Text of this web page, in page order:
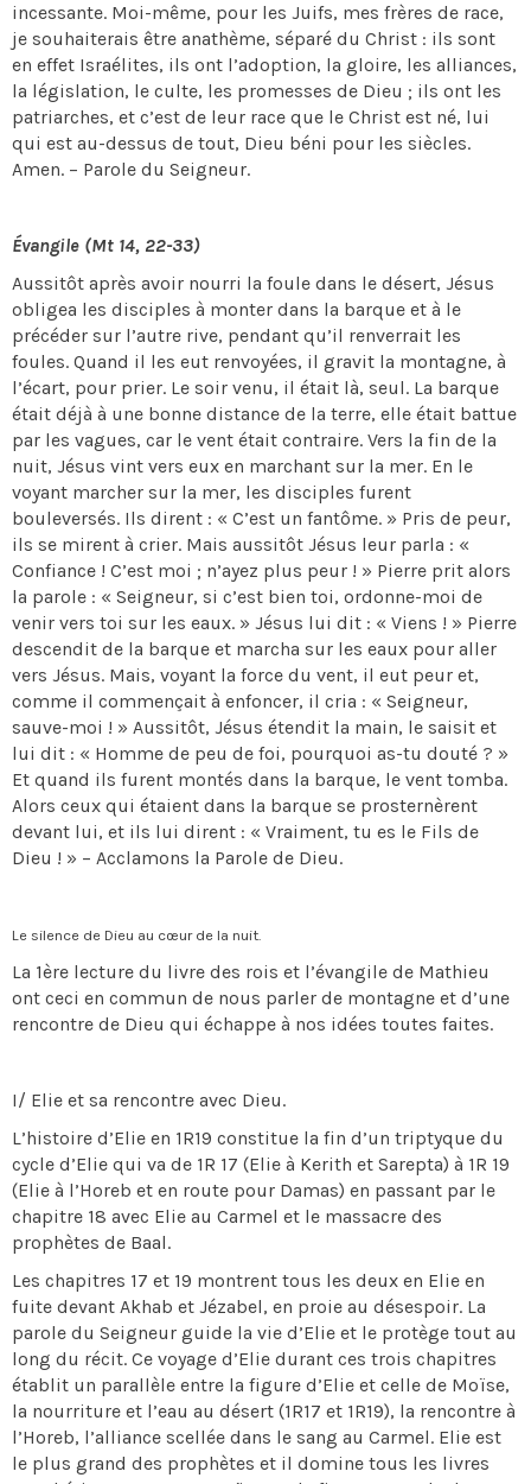
incessante. Moi-même, pour les Juifs, mes frères de race,
je souhaiterais être anathème, séparé du Christ : ils sont
en effet Israélites, ils ont l’adoption, la gloire, les alliances,
la législation, le culte, les promesses de Dieu ; ils ont les
patriarches, et c’est de leur race que le Christ est né, lui
qui est au-dessus de tout, Dieu béni pour les siècles.
Amen. – Parole du Seigneur.
Évangile (Mt 14, 22-33)
Aussitôt après avoir nourri la foule dans le désert, Jésus
obligea les disciples à monter dans la barque et à le
précéder sur l’autre rive, pendant qu’il renverrait les
foules. Quand il les eut renvoyées, il gravit la montagne, à
l’écart, pour prier. Le soir venu, il était là, seul. La barque
était déjà à une bonne distance de la terre, elle était battue
par les vagues, car le vent était contraire. Vers la fin de la
nuit, Jésus vint vers eux en marchant sur la mer. En le
voyant marcher sur la mer, les disciples furent
bouleversés. Ils dirent : « C’est un fantôme. » Pris de peur,
ils se mirent à crier. Mais aussitôt Jésus leur parla : «
Confiance ! C’est moi ; n’ayez plus peur ! » Pierre prit alors
la parole : « Seigneur, si c’est bien toi, ordonne-moi de
venir vers toi sur les eaux. » Jésus lui dit : « Viens ! » Pierre
descendit de la barque et marcha sur les eaux pour aller
vers Jésus. Mais, voyant la force du vent, il eut peur et,
comme il commençait à enfoncer, il cria : « Seigneur,
sauve-moi ! » Aussitôt, Jésus étendit la main, le saisit et
lui dit : « Homme de peu de foi, pourquoi as-tu douté ? »
Et quand ils furent montés dans la barque, le vent tomba.
Alors ceux qui étaient dans la barque se prosternèrent
devant lui, et ils lui dirent : « Vraiment, tu es le Fils de
Dieu ! » – Acclamons la Parole de Dieu.
Le silence de Dieu au cœur de la nuit.
La 1ère lecture du livre des rois et l’évangile de Mathieu
ont ceci en commun de nous parler de montagne et d’une
rencontre de Dieu qui échappe à nos idées toutes faites.
I/ Elie et sa rencontre avec Dieu.
L’histoire d’Elie en 1R19 constitue la fin d’un triptyque du
cycle d’Elie qui va de 1R 17 (Elie à Kerith et Sarepta) à 1R 19
(Elie à l’Horeb et en route pour Damas) en passant par le
chapitre 18 avec Elie au Carmel et le massacre des
prophètes de Baal.
Les chapitres 17 et 19 montrent tous les deux en Elie en
fuite devant Akhab et Jézabel, en proie au désespoir. La
parole du Seigneur guide la vie d’Elie et le protège tout au
long du récit. Ce voyage d’Elie durant ces trois chapitres
établit un parallèle entre la figure d’Elie et celle de Moïse,
la nourriture et l’eau au désert (1R17 et 1R19), la rencontre à
l’Horeb, l’alliance scellée dans le sang au Carmel. Elie est
le plus grand des prophètes et il domine tous les livres